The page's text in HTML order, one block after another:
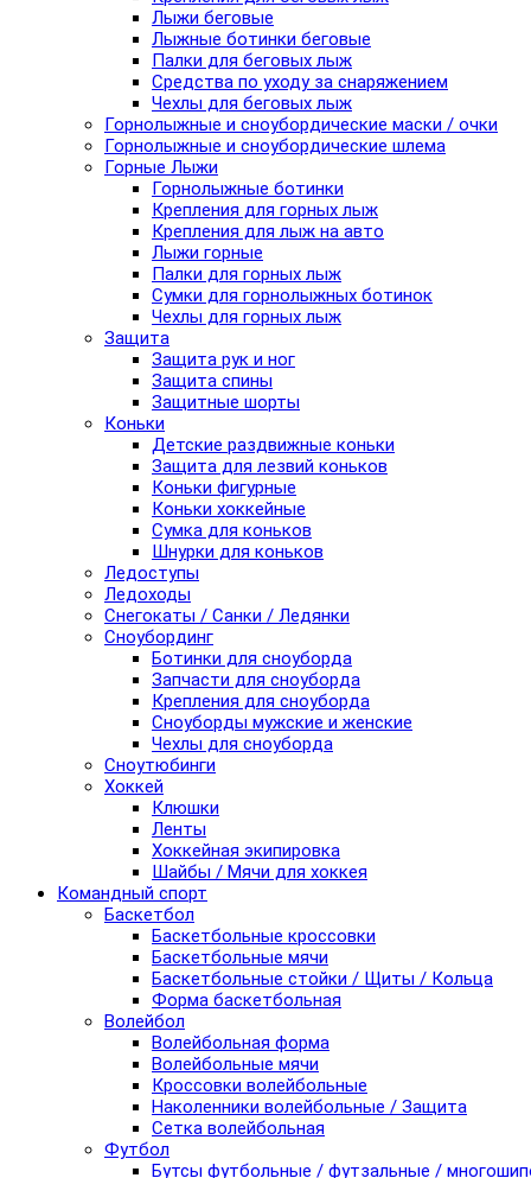
Лыжи беговые
Лыжные ботинки беговые
Палки для беговых лыж
Средства по уходу за снаряжением
Чехлы для беговых лыж
Горнолыжные и сноубордические маски / очки
Горнолыжные и сноубордические шлема
Горные Лыжи
Горнолыжные ботинки
Крепления для горных лыж
Крепления для лыж на авто
Лыжи горные
Палки для горных лыж
Сумки для горнолыжных ботинок
Чехлы для горных лыж
Защита
Защита рук и ног
Защита спины
Защитные шорты
Коньки
Детские раздвижные коньки
Защита для лезвий коньков
Коньки фигурные
Коньки хоккейные
Сумка для коньков
Шнурки для коньков
Ледоступы
Ледоходы
Снегокаты / Санки / Ледянки
Сноубординг
Ботинки для сноуборда
Запчасти для сноуборда
Крепления для сноуборда
Сноуборды мужские и женские
Чехлы для сноуборда
Сноутюбинги
Хоккей
Клюшки
Ленты
Хоккейная экипировка
Шайбы / Мячи для хоккея
Командный спорт
Баскетбол
Баскетбольные кроссовки
Баскетбольные мячи
Баскетбольные стойки / Щиты / Кольца
Форма баскетбольная
Волейбол
Волейбольная форма
Волейбольные мячи
Кроссовки волейбольные
Наколенники волейбольные / Защита
Сетка волейбольная
Футбол
Бутсы футбольные / футзальные /